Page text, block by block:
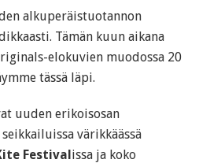
alkuperäistuotannon
Tämän kuun aikana
elokuvien muodossa 20
tässä läpi.
uuden erikoisosan
värikkäässä
Festivalissa ja koko